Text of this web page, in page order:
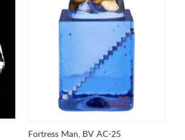
Fortress Man, BV AC-25